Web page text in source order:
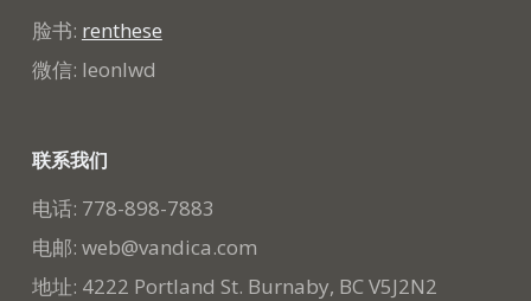
脸书: renthese
微信: leonlwd
联系我们
电话: 778-898-7883
电邮: web@vandica.com
地址: 4222 Portland St. Burnaby, BC V5J2N2